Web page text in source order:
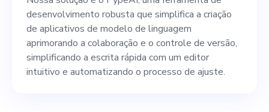
desenvolvimento robusta que simplifica a criação
de aplicativos de modelo de linguagem
aprimorando a colaboração e o controle de versão,
simplificando a escrita rápida com um editor
intuitivo e automatizando o processo de ajuste.